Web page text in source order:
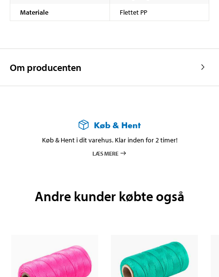
Materiale
Flettet PP
Om producenten
Køb & Hent
Køb & Hent i dit varehus. Klar inden for 2 timer!
LÆS MERE
Andre kunder købte også